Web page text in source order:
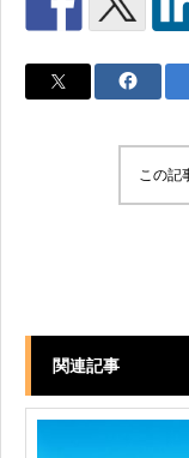
この記
関連記事